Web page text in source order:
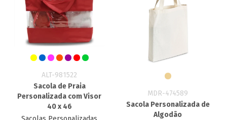
ALT-981522
Sacola de Praia
Personalizada com Visor
40 x 46
MDR-474589
Sacola Personalizada de
Algodão